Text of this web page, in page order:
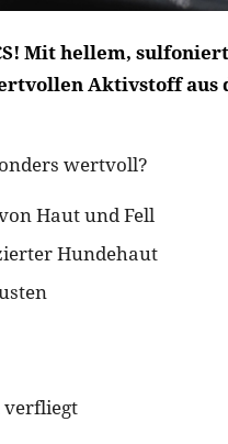
Mit hellem,
Aktivstoff aus
wertvoll?
Haut und Fell
Hundehaut
verfliegt